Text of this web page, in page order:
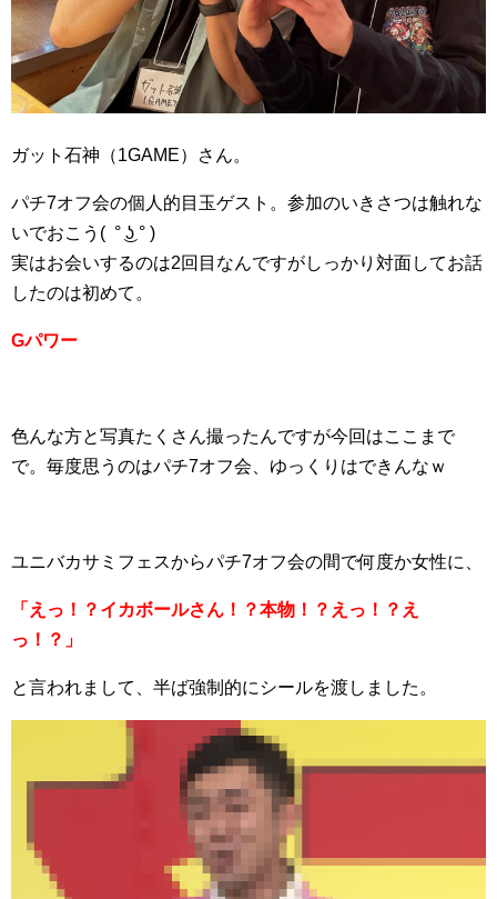
ガット石神（1GAME）さん。
パチ7オフ会の個人的目玉ゲスト。参加のいきさつは触れな
いでおこう( ° ͜ʖ ° )
実はお会いするのは2回目なんですがしっかり対面してお話
したのは初めて。
Gパワー
色んな方と写真たくさん撮ったんですが今回はここまで
で。毎度思うのはパチ7オフ会、ゆっくりはできんなｗ
ユニバカサミフェスからパチ7オフ会の間で何度か女性に、
「えっ！？イカボールさん！？本物！？えっ！？え
っ！？」
と言われまして、半ば強制的にシールを渡しました。